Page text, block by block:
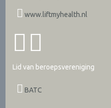
www.liftmyhealth.nl
Lid van beroepsvereniging
BATC